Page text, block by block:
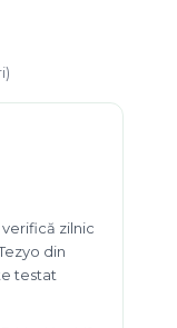
zilnic
din
testat